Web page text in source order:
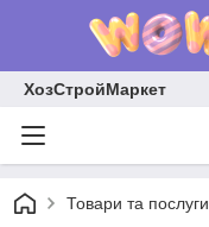
ХозСтройМаркет
Товари та послуги